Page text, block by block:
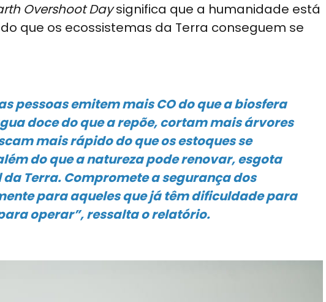
Overshoot Daysignifica que a humanidade está
que os ecossistemas da Terra conseguem se
pessoas emitem mais CO do que a biosfera
doce do que a repõe, cortam mais árvores
mais rápido do que os estoques se
do que a natureza pode renovar, esgota
Terra. Compromete a segurança dos
para aqueles que já têm dificuldade para
operar”, ressalta o relatório.